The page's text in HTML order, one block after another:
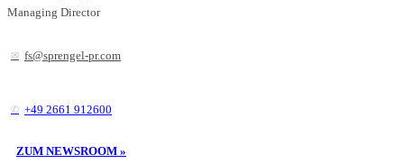
Managing Director
fs@sprengel-pr.com
+49 2661 912600
ZUM NEWSROOM »